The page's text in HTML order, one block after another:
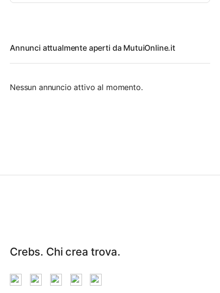
Annunci attualmente aperti da MutuiOnline.it
Nessun annuncio attivo al momento.
Crebs. Chi crea trova.